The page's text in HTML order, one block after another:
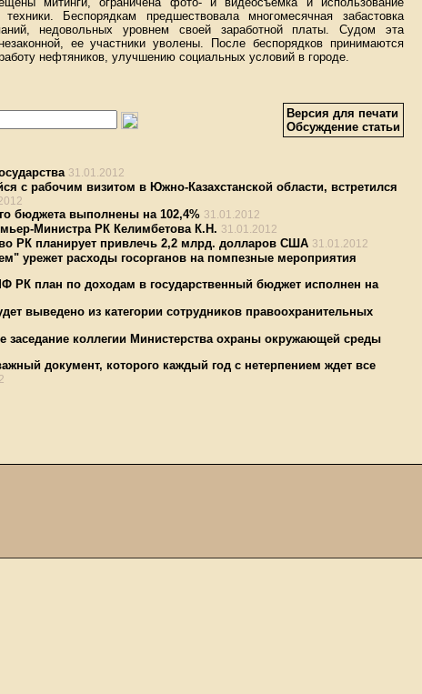
техники. Беспорядкам предшествовала многомесячная забастовка
недовольных уровнем своей заработной платы. Судом эта
ее участники уволены. После беспорядков принимаются
нефтяников, улучшению социальных условий в городе.
Версия для печати
Обсуждение статьи
31.01.2012
с рабочим визитом в Южно-Казахстанской области, встретился
бюджета выполнены на 102,4% 31.01.2012
Министра РК Келимбетова К.Н. 31.01.2012
РК планирует привлечь 2,2 млрд. долларов США 31.01.2012
урежет расходы госорганов на помпезные мероприятия
РК план по доходам в государственный бюджет исполнен на
выведено из категории сотрудников правоохранительных
заседание коллегии Министерства охраны окружающей среды
документ, которого каждый год с нетерпением ждет все